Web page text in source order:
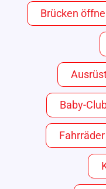
Brücken
Baby-
Fahrräder